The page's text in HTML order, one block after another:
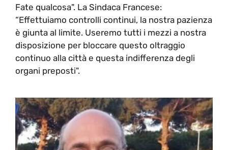
Fate qualcosa". La Sindaca Francese:
“Effettuiamo controlli continui, la nostra pazienza
è giunta al limite. Useremo tutti i mezzi a nostra
disposizione per bloccare questo oltraggio
continuo alla città e questa indifferenza degli
organi preposti".